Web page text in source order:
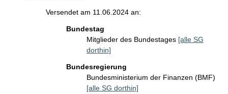
Versendet am 11.06.2024 an:
Bundestag
Mitglieder des Bundestages [alle SG
dorthin]
Bundesregierung
Bundesministerium der Finanzen (BMF)
[alle SG dorthin]